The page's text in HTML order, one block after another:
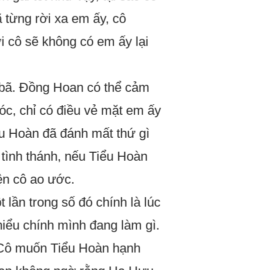
từng rời xa em ấy, cô
cô sẽ không có em ấy lại
Đồng Hoan có thể cảm
chỉ có điều vẻ mặt em ấy
Hoàn đã đánh mất thứ gì
thánh, nếu Tiểu Hoàn
cô ao ước.
lần trong số đó chính là lúc
chính mình đang làm gì.
muốn Tiểu Hoàn hạnh